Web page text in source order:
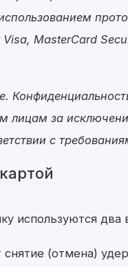
MasterCard
лицам за
с
используются два
(отмена)